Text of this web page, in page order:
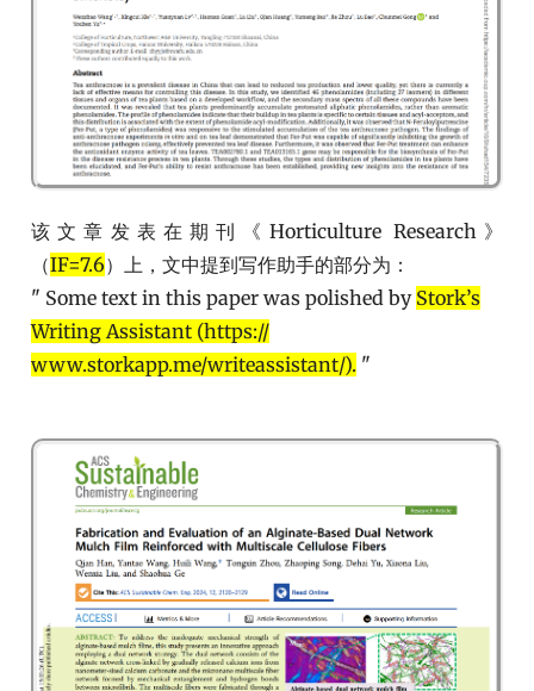
该文章发表在期刊《Horticulture Research》
（IF=7.6）上，文中提到写作助手的部分为：
" Some text in this paper was polished by Stork’s
Writing Assistant (https://
www.storkapp.me/writeassistant/). "